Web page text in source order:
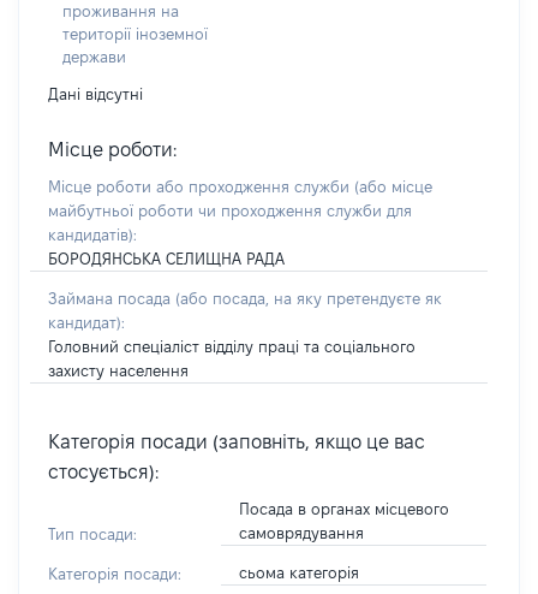
проживання на
території іноземної
держави
Дані відсутні
Місце роботи:
Місце роботи або проходження служби (або місце
майбутньої роботи чи проходження служби для
кандидатів):
БОРОДЯНСЬКА СЕЛИЩНА РАДА
Займана посада (або посада, на яку претендуєте як
кандидат):
Головний спеціаліст відділу праці та соціального
захисту населення
Категорія посади (заповніть, якщо це вас
стосується):
Тип посади:
Посада в органах місцевого
самоврядування
Категорія посади: сьома категорія